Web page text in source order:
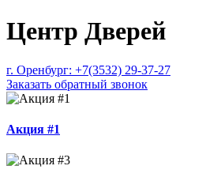
Центр Дверей
г. Оренбург: +7(3532) 29-37-27
Заказать обратный звонок
Акция #1